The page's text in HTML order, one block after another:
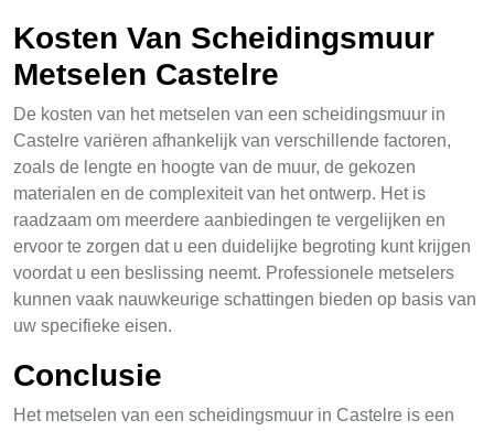
Kosten Van Scheidingsmuur
Metselen Castelre
De kosten van het metselen van een scheidingsmuur in
Castelre variëren afhankelijk van verschillende factoren,
zoals de lengte en hoogte van de muur, de gekozen
materialen en de complexiteit van het ontwerp. Het is
raadzaam om meerdere aanbiedingen te vergelijken en
ervoor te zorgen dat u een duidelijke begroting kunt krijgen
voordat u een beslissing neemt. Professionele metselers
kunnen vaak nauwkeurige schattingen bieden op basis van
uw specifieke eisen.
Conclusie
Het metselen van een scheidingsmuur in Castelre is een